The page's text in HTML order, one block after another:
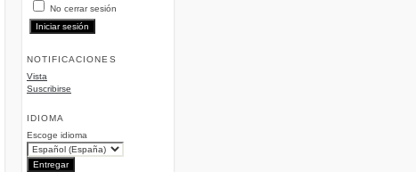
No cerrar sesión
NOTIFICACIONES
Vista
Suscribirse
IDIOMA
Escoge idioma